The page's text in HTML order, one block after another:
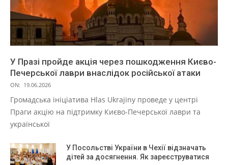
У Празі пройде акція через пошкодження Києво-
Печерської лаври внаслідок російської атаки
ON: 19.06.2026
Громадська ініціатива Hlas Ukrajiny проведе у центрі
Праги акцію на підтримку Києво-Печерської лаври та
української
У Посольстві України в Чехії відзначать
дітей за досягнення. Як зареєструватися